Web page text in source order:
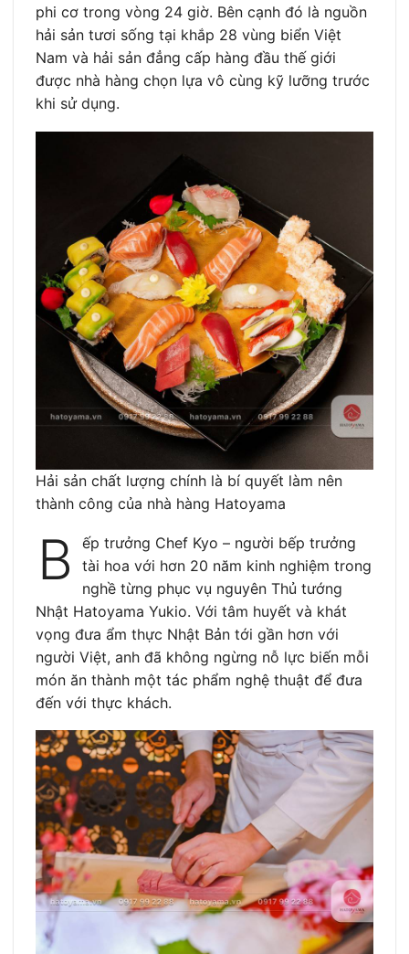
phi cơ trong vòng 24 giờ. Bên cạnh đó là nguồn
hải sản tươi sống tại khắp 28 vùng biển Việt
Nam và hải sản đẳng cấp hàng đầu thế giới
được nhà hàng chọn lựa vô cùng kỹ lưỡng trước
khi sử dụng.
Hải sản chất lượng chính là bí quyết làm nên
thành công của nhà hàng Hatoyama
B
ếp trưởng Chef Kyo – người bếp trưởng
tài hoa với hơn 20 năm kinh nghiệm trong
nghề từng phục vụ nguyên Thủ tướng
Nhật Hatoyama Yukio. Với tâm huyết và khát
vọng đưa ẩm thực Nhật Bản tới gần hơn với
người Việt, anh đã không ngừng nỗ lực biến mỗi
món ăn thành một tác phẩm nghệ thuật để đưa
đến với thực khách.